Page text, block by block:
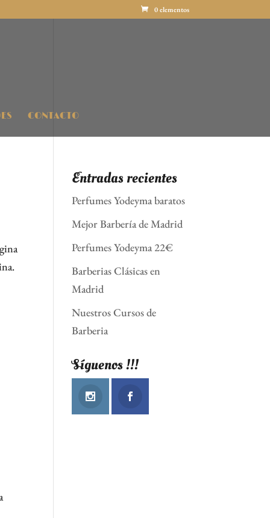
0 elementos
CONTACTO
Entradas recientes
Perfumes Yodeyma baratos
Mejor Barbería de Madrid
Perfumes Yodeyma 22€
Barberias Clásicas en
Madrid
Nuestros Cursos de
Barberia
Síguenos !!!